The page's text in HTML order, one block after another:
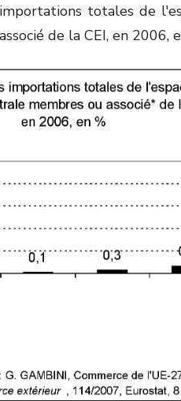
totales de
de la CEI, en 2006,